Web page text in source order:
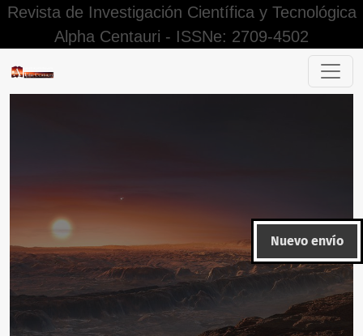
Revista de Investigación Científica y Tecnológica
Alpha Centauri - ISSNe: 2709-4502
Alpha Centauri
Nuevo envío